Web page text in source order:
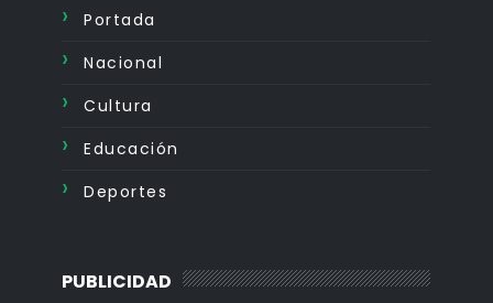
Portada
Nacional
Cultura
Educación
Deportes
PUBLICIDAD